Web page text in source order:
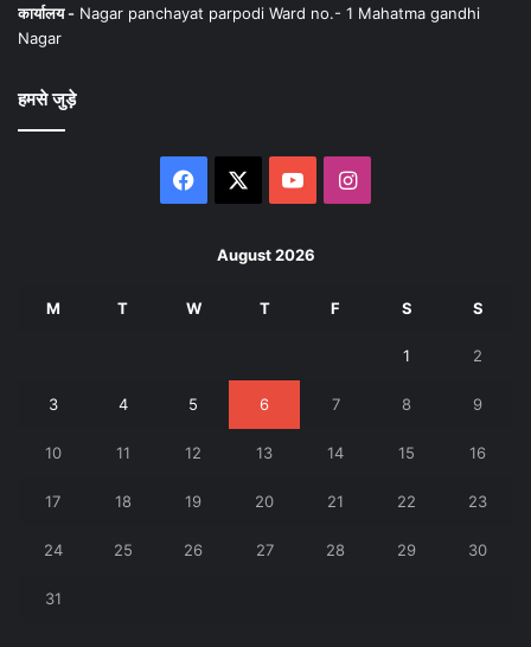
कार्यालय - Nagar panchayat parpodi Ward no.- 1 Mahatma gandhi
Nagar
हमसे जुड़े
Facebook YouTubeInstagram
August 2026
M T W T F S S
1 2
3 4 5 6 7 8 9
10 11 12 13 14 15 16
17 18 19 20 21 22 23
24 25 26 27 28 29 30
31